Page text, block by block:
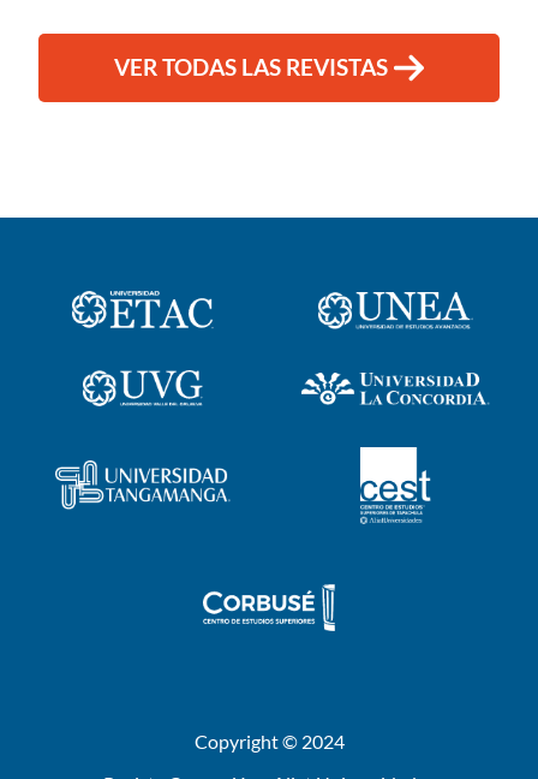
VER TODAS LAS REVISTAS
Copyright © 2024